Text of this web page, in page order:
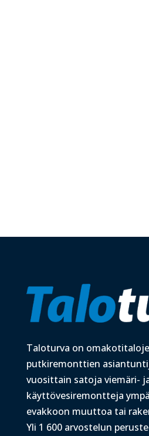
Taloturva on
putkiremonttien
vuosittain satoja viemäri-
käyttövesiremontteja
evakkoon muuttoa tai
Yli 1 600 arvostelun